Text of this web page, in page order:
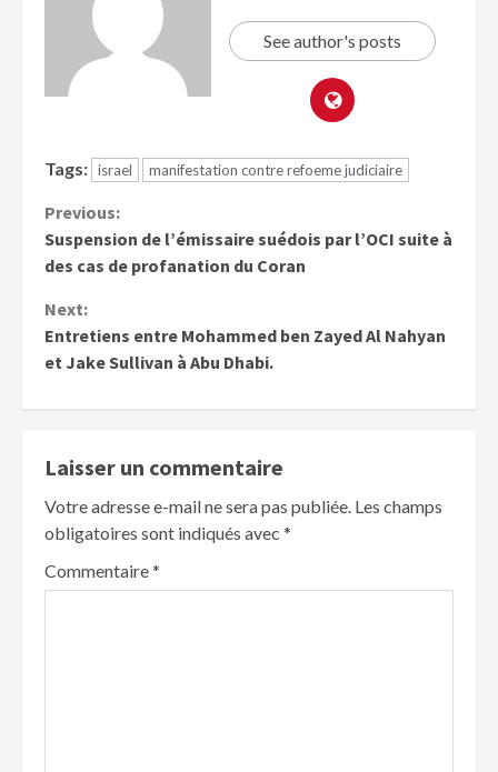
See author's posts
Tags: israel manifestation contre refoeme judiciaire
Previous:
Suspension de l’émissaire suédois par l’OCI suite à
des cas de profanation du Coran
Next:
Entretiens entre Mohammed ben Zayed Al Nahyan
et Jake Sullivan à Abu Dhabi.
Laisser un commentaire
Votre adresse e-mail ne sera pas publiée. Les champs
obligatoires sont indiqués avec *
Commentaire*